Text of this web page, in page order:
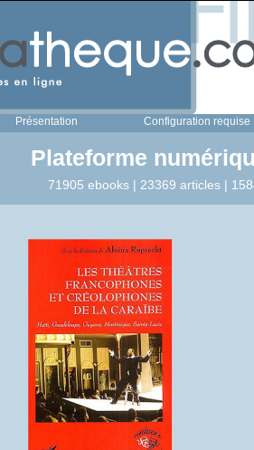
Présentation Configuration requise
Plateforme
71905 ebooks | 23369 articles |